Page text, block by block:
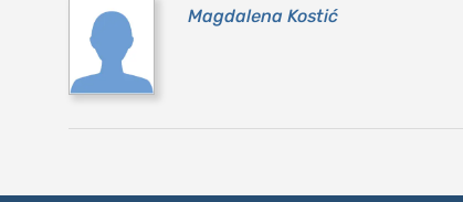
Magdalena Kostić